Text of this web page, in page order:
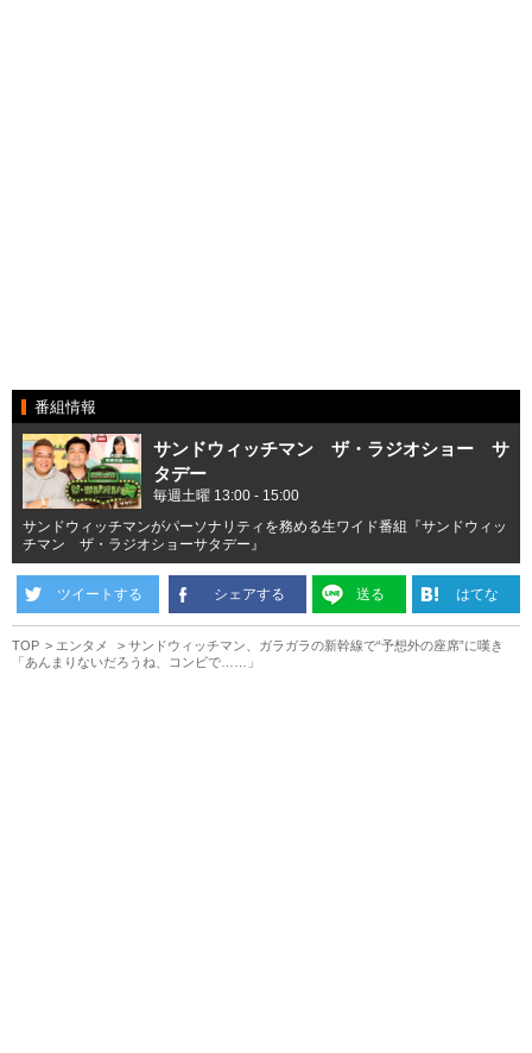
番組情報
サンドウィッチマン ザ・ラジオショー サ
タデー
毎週土曜 13:00 - 15:00
サンドウィッチマンがパーソナリティを務める生ワイド番組『サンドウィッ
チマン ザ・ラジオショーサタデー』
ツイートする シェアする 送る はてな
TOP エンタメ
サンドウィッチマン、ガラガラの新幹線で“予想外の座席”に嘆き
「あんまりないだろうね、コンビで……」